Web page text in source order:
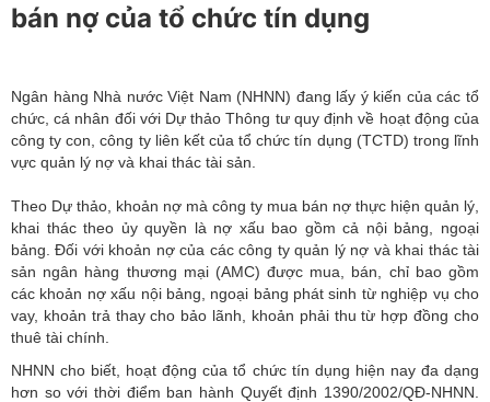
bán nợ của tổ chức tín dụng
Ngân hàng Nhà nước Việt Nam (NHNN) đang lấy ý kiến của các tổ
chức, cá nhân đối với Dự thảo Thông tư quy định về hoạt động của
công ty con, công ty liên kết của tổ chức tín dụng (TCTD) trong lĩnh
vực quản lý nợ và khai thác tài sản.
Theo Dự thảo, khoản nợ mà công ty mua bán nợ thực hiện quản lý,
khai thác theo ủy quyền là nợ xấu bao gồm cả nội bảng, ngoại
bảng. Đối với khoản nợ của các công ty quản lý nợ và khai thác tài
sản ngân hàng thương mại (AMC) được mua, bán, chỉ bao gồm
các khoản nợ xấu nội bảng, ngoại bảng phát sinh từ nghiệp vụ cho
vay, khoản trả thay cho bảo lãnh, khoản phải thu từ hợp đồng cho
thuê tài chính.
NHNN cho biết, hoạt động của tổ chức tín dụng hiện nay đa dạng
hơn so với thời điểm ban hành Quyết định 1390/2002/QĐ-NHNN.